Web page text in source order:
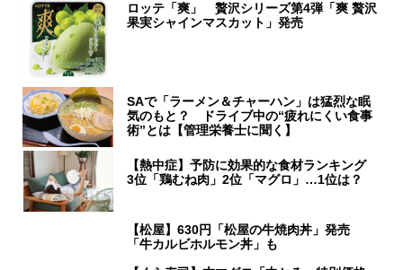
ロッテ「爽」 贅沢シリーズ第4弾「爽 贅沢
果実シャインマスカット」発売
SAで「ラーメン＆チャーハン」は猛烈な眠
気のもと？ ドライブ中の“疲れにくい食事
術”とは【管理栄養士に聞く】
【熱中症】予防に効果的な食材ランキング
3位「鶏むね肉」2位「マグロ」…1位は？
【松屋】630円「松屋の牛焼肉丼」発売
「牛カルビホルモン丼」も